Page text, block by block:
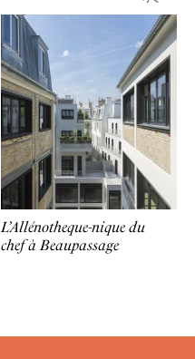
L’Allénotheque-nique du
chef à Beaupassage